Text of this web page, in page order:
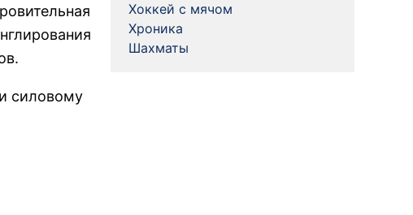
силовому
Хоккей с мячом
Хроника
Шахматы